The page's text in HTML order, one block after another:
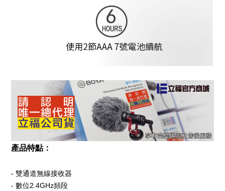
產品特點：
- 雙通道無線接收器
- 數位2.4GHz頻段